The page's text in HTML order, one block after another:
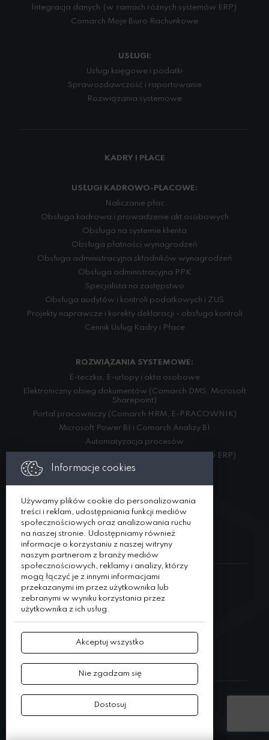
Informacje cookies
Używamy plików cookie do personalizowania
treści i reklam, udostępniania funkcji mediów
społecznościowych oraz analizowania ruchu
na naszej stronie. Udostępniamy również
informacje o korzystaniu z naszej witryny
naszym partnerom z branży mediów
społecznościowych, reklamy i analizy, którzy
mogą łączyć je z innymi informacjami
przekazanymi im przez użytkownika lub
zebranymi w wyniku korzystania przez
użytkownika z ich usług.
Akceptuj wszystko
Nie zgadzam się
Dostosuj
Integracja danych (w ramach różnych systemów ERP)
Comarch Moje Biuro Rachunkowe
USŁUGI:
Usługi księgowe i podatki
Sprawozdawczość i raportowanie
Rozwiązania systemowe
KADRY I PŁACE
USŁUGI KADROWO-PŁACOWE:
Naliczanie płac
Obsługa kadrowa i prowadzenie akt osobowych
Obsługa na systemie klienta
Obsługa płatności wynagrodzeń
Obsługa administracyjna składników wynagrodzeń
Obsługa administracyjna PPK
Specjalista na zastępstwo
Obsługa audytów i kontroli podatkowych i ZUS
Projekty naprawcze i korekty deklaracji - obsługa kontroli
Cennik Usług Kadry i Płace
ROZWIĄZANIA SYSTEMOWE:
E-teczka, E-urlopy i akta osobowe
Elektroniczny obieg dokumentów (Comarch DMS, Microsoft
Sharepoint)
Portal pracowniczy (Comarch HRM, E-PRACOWNIK)
Microsoft Power BI i Comarch Analizy BI
Automatyzacja procesów
Integracja danych (w ramach różnych systemów ERP)
Usługi kadrowo- płacowe
Rozwiązania systemowe
Specjalista ds. kadr i płac na zastępstwo
DORADZTWO BIZNESOWE
Projekty doradcze
© 2020 MAC Auditor - wszelkie prawa zastrzeżone.